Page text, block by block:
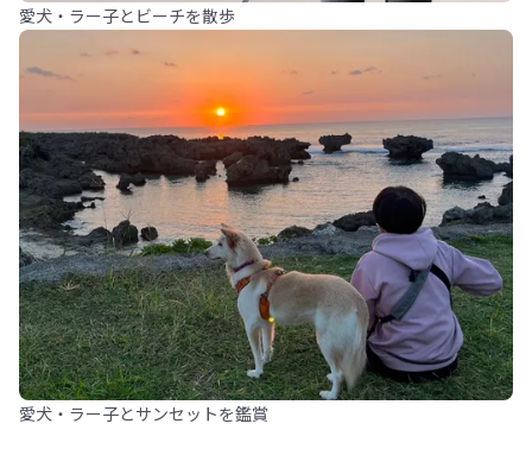
愛犬・ラー子とビーチを散歩
愛犬・ラー子とサンセットを鑑賞